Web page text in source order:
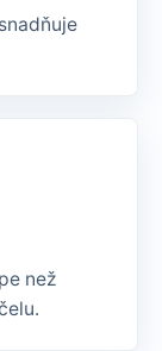
než